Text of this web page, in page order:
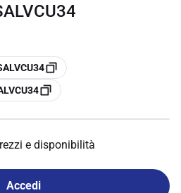
e disponibilità
Accedi